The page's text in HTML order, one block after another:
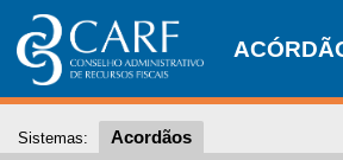
Sistemas: Acordãos